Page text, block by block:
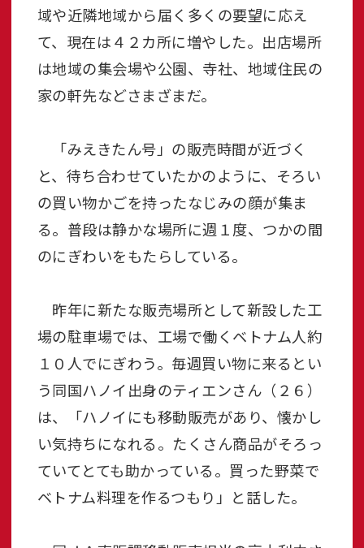
域や近隣地域から届く多くの要望に応え
て、現在は４２カ所に増やした。出店場所
は地域の集会場や公園、寺社、地域住民の
家の軒先などさまざまだ。
「みえきたん号」の販売時間が近づく
と、待ち合わせていたかのように、そろい
の買い物かごを持ったなじみの顔が集ま
る。普段は静かな場所に週１度、つかの間
のにぎわいをもたらしている。
昨年に新たな販売場所として新設した工
場の駐車場では、工場で働くベトナム人約
１０人でにぎわう。毎週買い物に来るとい
う同国ハノイ出身のティエンさん（２６）
は、「ハノイにも移動販売があり、懐かし
い気持ちになれる。たくさん商品がそろっ
ていてとても助かっている。買った野菜で
ベトナム料理を作るつもり」と話した。